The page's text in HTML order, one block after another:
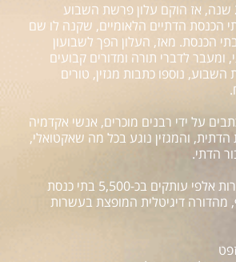
הכל התחיל לפני 25 שנה, אז הוקם עלון פרשת השבוע
הכנסת הדתיים הלאומיים, שקנה לו שם
הכנסת. מאז, העלון הפך לשבועון
ומעבר לדברי תורה ומדורים קבועים
נוספו כתבות מגזין, טורים
על ידי רבנים מוכרים, אנשי אקדמיה
הדתית, והמגזין נוגע בכל מה שאקטואלי,
הדתי.
השבועון מופץ בעשרות אלפי עותקים בכ-5,500 בתי כנסת
מהדורה דיגיטלית המופצת בעשרות